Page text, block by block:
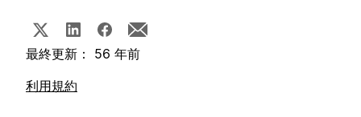
最終更新： 56 年前
利用規約